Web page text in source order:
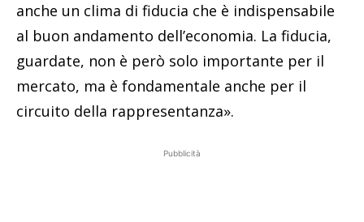
anche un clima di fiducia che è indispensabile
al buon andamento dell’economia. La fiducia,
guardate, non è però solo importante per il
mercato, ma è fondamentale anche per il
circuito della rappresentanza».
Pubblicità